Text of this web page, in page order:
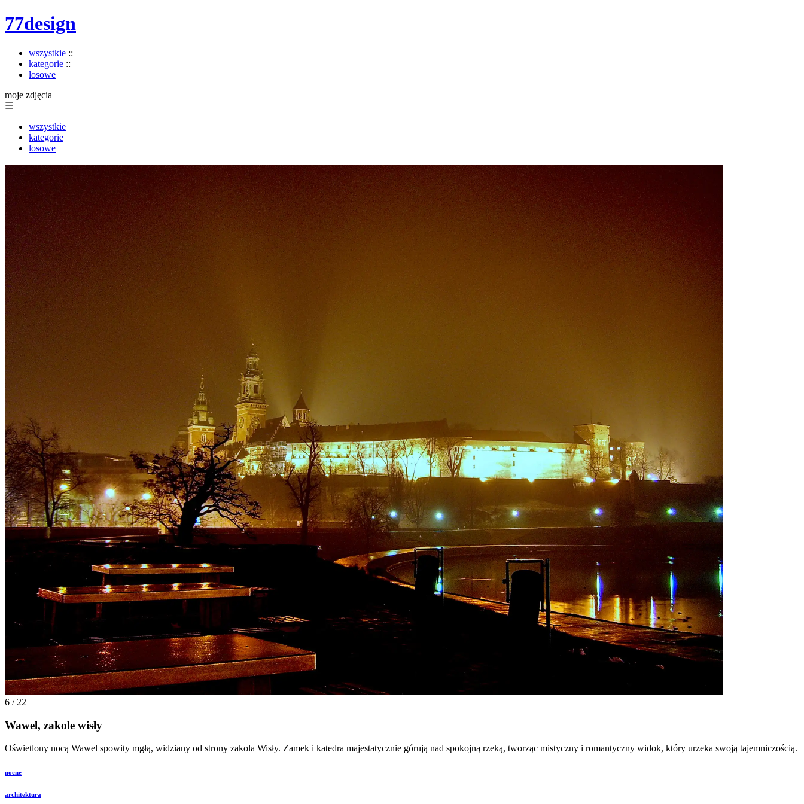
77design
wszystkie ::
kategorie ::
losowe
moje zdjęcia
☰
wszystkie
kategorie
losowe
6 / 22
Wawel, zakole wisły
Oświetlony nocą Wawel spowity mgłą, widziany od strony zakola Wisły. Zamek i katedra majestatycznie górują nad spokojną rzeką, tworząc mistyczny i romantyczny widok, który urzeka swoją tajemniczością.
nocne
architektura